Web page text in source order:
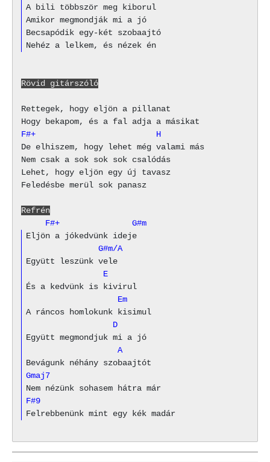
A bili többször meg kiborul
Amikor megmondják mi a jó
Becsapódik egy-két szobaajtó
Rövid gitárszóló
Rettegek, hogy eljön a pillanat
F#+                         H
De elhiszem, hogy lehet még valami más
Nem csak a sok sok sok csalódás
Lehet, hogy eljön egy új tavasz
Feledésbe merül sok panasz
Refrén
     F#+               G#m
               G#m/A
                E
                   Em
                  D
                   A
Gmaj7
F#9
Felrebbenünk mint egy kék madár